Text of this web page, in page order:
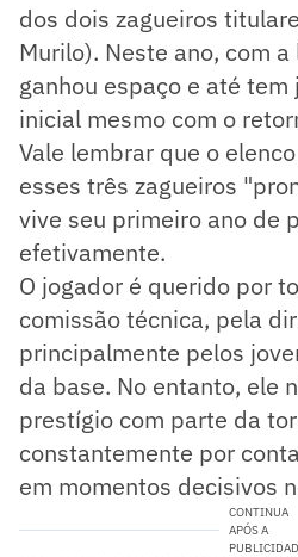
dos dois zagueiros
Murilo). Neste ano, com
ganhou espaço e até
inicial mesmo com o
Vale lembrar que o
esses três zagueiros
vive seu primeiro ano de
efetivamente.
O jogador é querido por
comissão técnica, pela
principalmente pelos
da base. No entanto, ele
prestígio com parte da
constantemente por
em momentos decisivos
CONTINUA
APÓS A